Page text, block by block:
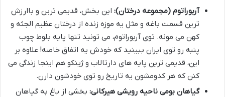
آربوراتوم (مجموعه درختان): این بخش، قدیمی ترین و باارزش
ترین قسمت باغه و مثل یه موزه زنده از درختان عظیم الجثه و
کهن می مونه. توی آربوراتوم، می تونید تنها پایه بلوط چوب
پنبه رو توی ایران ببینید که خودش یه اتفاق خاصه! علاوه بر
این، قدیمی ترین پایه های دارتالاب و ژینکو هم اینجا زندگی می
کنن که هر کدومشون یه تاریخ رو توی خودشون دارن.
گیاهان بومی ناحیه رویشی هیرکانی: بخشی از باغ به گیاهان